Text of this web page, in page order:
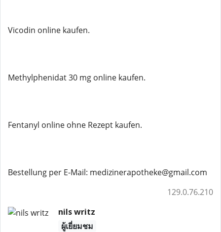
Vicodin online kaufen.
Methylphenidat 30 mg online kaufen.
Fentanyl online ohne Rezept kaufen.
Bestellung per E-Mail: medizinerapotheke@gmail.com
129.0.76.210
nils writz
ผู้เยี่ยมชม